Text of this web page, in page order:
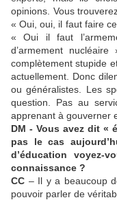
opinions. Vous
« Oui, oui, il faut faire
« Oui il faut
d’armement
complètement stupide
actuellement. Donc
ou généralistes. Les
question. Pas au
apprenant à gouverner
DM - Vous avez dit «
pas le cas
d’éducation voyez-
connaissance ?
CC – Il y a beaucoup
pouvoir parler de